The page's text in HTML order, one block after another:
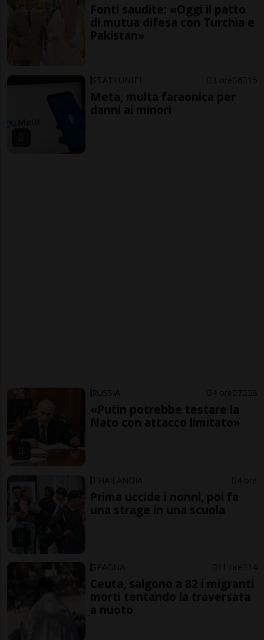
Fonti saudite: «Oggi il patto
di mutua difesa con Turchia e
Pakistan»
STATI UNITI 3 ore 6 15
Meta, multa faraonica per
danni ai minori
RUSSIA 4 ore 7 58
«Putin potrebbe testare la
Nato con attacco limitato»
THAILANDIA 4 ore
Prima uccide i nonni, poi fa
una strage in una scuola
SPAGNA 11 ore 14
Ceuta, salgono a 82 i migranti
morti tentando la traversata
a nuoto